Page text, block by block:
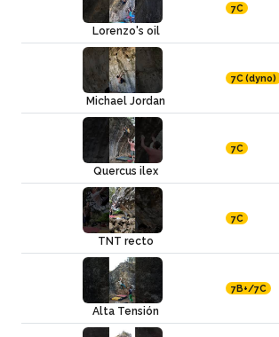
Lorenzo's oil
7C
Michael Jordan
7C (dyno)
Quercus ilex
7C
TNT recto
7C
Alta Tensión
7B+/7C